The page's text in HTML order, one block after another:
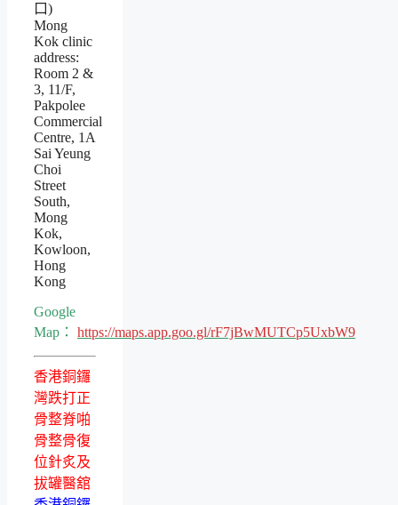
口)
Mong
Kok clinic
address:
Room 2 &
3, 11/F,
Pakpolee
Commercial
Centre, 1A
Sai Yeung
Choi
Street
South,
Mong
Kok,
Kowloon,
Hong
Kong
Google
Map： https://maps.app.goo.gl/rF7jBwMUTCp5UxbW9
香港銅鑼
灣跌打正
骨整脊啪
骨整骨復
位針炙及
拔罐醫舘